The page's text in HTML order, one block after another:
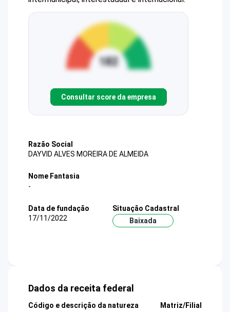
Consultar score da empresa
Razão Social
DAYVID ALVES MOREIRA DE ALMEIDA
Nome Fantasia
-
Data de fundação
17/11/2022
Situação Cadastral
Baixada
Dados da receita federal
Código e descrição da natureza
Matriz/Filial